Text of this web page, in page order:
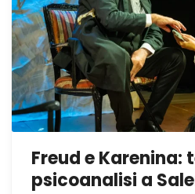
Freud e Karenina:
psicoanalisi a